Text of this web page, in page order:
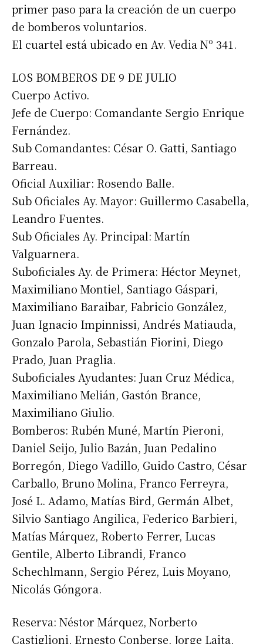
primer paso para la creación de un cuerpo
de bomberos voluntarios.
El cuartel está ubicado en Av. Vedia Nº 341.
LOS BOMBEROS DE 9 DE JULIO
Cuerpo Activo.
Jefe de Cuerpo: Comandante Sergio Enrique
Fernández.
Sub Comandantes: César O. Gatti, Santiago
Barreau.
Oficial Auxiliar: Rosendo Balle.
Sub Oficiales Ay. Mayor: Guillermo Casabella,
Leandro Fuentes.
Sub Oficiales Ay. Principal: Martín
Valguarnera.
Suboficiales Ay. de Primera: Héctor Meynet,
Maximiliano Montiel, Santiago Gáspari,
Maximiliano Baraibar, Fabricio González,
Juan Ignacio Impinnissi, Andrés Matiauda,
Gonzalo Parola, Sebastián Fiorini, Diego
Prado, Juan Praglia.
Suboficiales Ayudantes: Juan Cruz Médica,
Maximiliano Melián, Gastón Brance,
Maximiliano Giulio.
Bomberos: Rubén Muné, Martín Pieroni,
Daniel Seijo, Julio Bazán, Juan Pedalino
Borregón, Diego Vadillo, Guido Castro, César
Carballo, Bruno Molina, Franco Ferreyra,
José L. Adamo, Matías Bird, Germán Albet,
Silvio Santiago Angilica, Federico Barbieri,
Matías Márquez, Roberto Ferrer, Lucas
Gentile, Alberto Librandi, Franco
Schechlmann, Sergio Pérez, Luis Moyano,
Nicolás Góngora.
Reserva: Néstor Márquez, Norberto
Castiglioni, Ernesto Conberse, Jorge Laita,